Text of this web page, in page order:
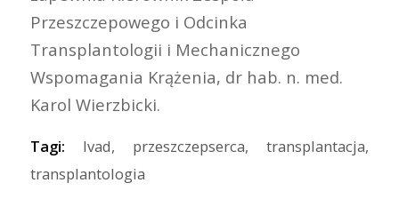
Przeszczepowego i Odcinka
Transplantologii i Mechanicznego
Wspomagania Krążenia, dr hab. n. med.
Karol Wierzbicki.
Tagi: lvad, przeszczepserca,transplantacja,
transplantologia